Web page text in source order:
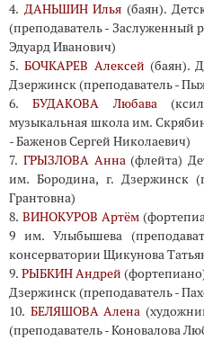
4. ДАНЬШИН Илья (баян).
(преподаватель - Заслуженный
Эдуард Иванович)
5.БОЧКАРЕВ Алексей (баян).
Дзержинск (преподаватель -
6.БУДАКОВА Любава
музыкальная школа им.
- Баженов Сергей Николаевич)
7. ГРЫЗЛОВА Анна(флейта)
им. Бородина, г. Дзержинск
Грантовна)
8. ВИНОКУРОВ Артём
9 им. Улыбышева
консерватории Щикунова
9. РЫБКИН Андрей
Дзержинск (преподаватель -
10. БЕЛЯШОВА Алена
(преподаватель - Коновалова